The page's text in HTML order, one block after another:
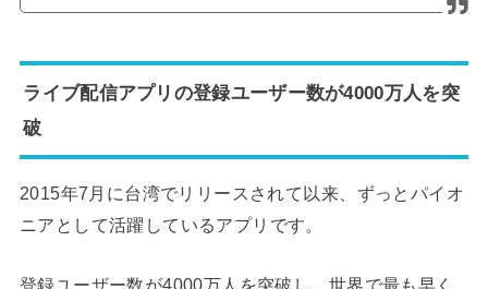
ライブ配信アプリの登録ユーザー数が4000万人を突
破
2015年7月に台湾でリリースされて以来、ずっとパイオ
ニアとして活躍しているアプリです。
登録ユーザー数が4000万人を突破し、世界で最も早く